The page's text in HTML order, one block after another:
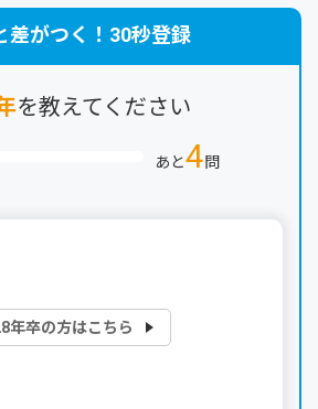
差がつく！30秒登録
を教えてください
あと4問
年卒の方はこちら